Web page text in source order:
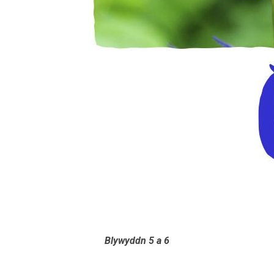
Blywyddn 5 a 6